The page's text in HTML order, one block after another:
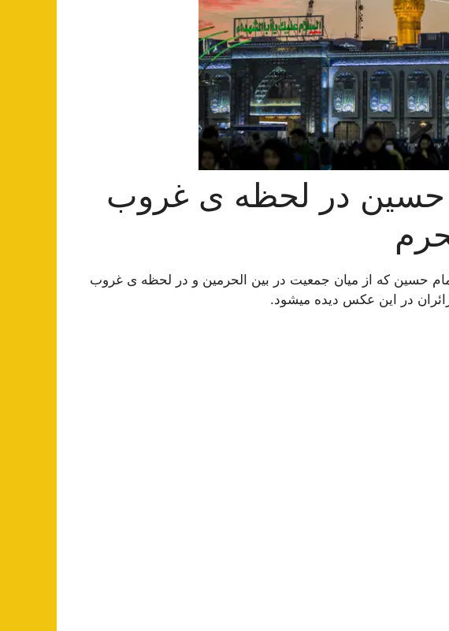
در لحظه ی غروب
حسین که از میان جمعیت در بین الحرمین و در لحظه ی غروب
در این عکس دیده میشود.